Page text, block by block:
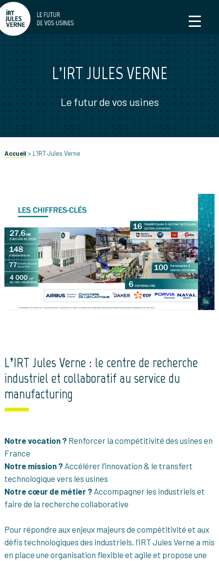
L’IRT JULES VERNE
Le futur de vos usines
Accueil > L’IRT Jules Verne
L’IRT Jules Verne : le centre de recherche
industriel et collaboratif au service du
manufacturing
Notre vocation ? Renforcer la compétitivité des usines en
France
Notre mission ? Accélérer l’innovation & le transfert
technologique vers les usines
Notre cœur de métier ? Accompagner les industriels et
faire de la recherche collaborative
Pour répondre aux enjeux majeurs de compétitivité et aux
défis technologiques des industriels, l’IRT Jules Verne a mis
en place une organisation flexible et agile et propose une